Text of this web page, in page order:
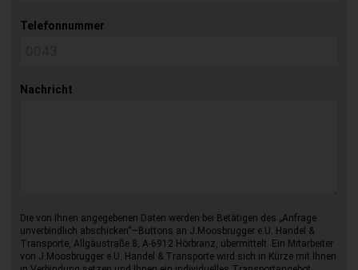
Telefonnummer
Nachricht
Die von Ihnen angegebenen Daten werden bei Betätigen des „Anfrage
unverbindlich abschicken“–Buttons an J.Moosbrugger e.U. Handel &
Transporte, Allgäustraße 8, A-6912 Hörbranz, übermittelt. Ein Mitarbeiter
von J.Moosbrugger e.U. Handel & Transporte wird sich in Kürze mit Ihnen